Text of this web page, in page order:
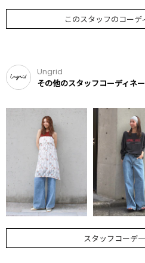
このスタッフのコーデ
Ungrid
その他のスタッフコーディネ
スタッフコーデ